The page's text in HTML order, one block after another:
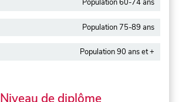
Population 60-74 ans
Population 75-89 ans
Population 90 ans et +
Niveau de diplôme